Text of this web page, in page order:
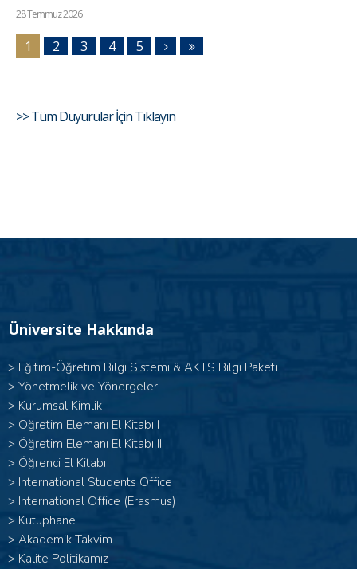
28 Temmuz 2026
1 2 3 4 5
>> Tüm Duyurular İçin Tıklayın
Üniversite Hakkında
> Eğitim-Öğretim Bilgi Sistemi & AKTS Bilgi Paketi
> Yönetmelik ve Yönergeler
> Kurumsal Kimlik
> Öğretim Elemanı El Kitabı I
> Öğretim Elemanı El Kitabı II
> Öğrenci El Kitabı
> International Students Office
> International Office (Erasmus)
> Kütüphane
> Akademik Takvim
> Kalite Politikamız